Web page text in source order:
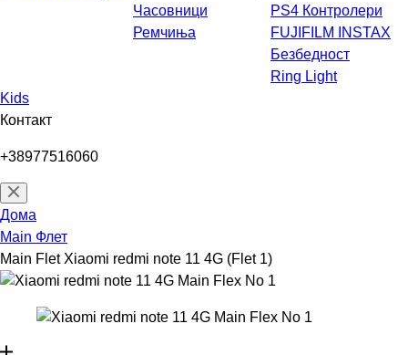
Часовници
Ремчиња
PS4 Контролери
FUJIFILM INSTAX
Безбедност
Ring Light
Kids
Контакт
+38977516060
Дома
Main Флет
Main Flet Xiaomi redmi note 11 4G (Flet 1)